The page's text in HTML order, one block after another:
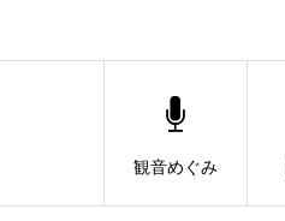
観音めぐみ